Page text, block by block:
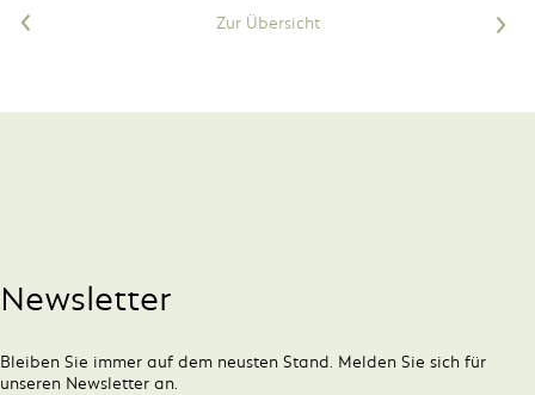
< Zur Übersicht >
Newsletter
Bleiben Sie immer auf dem neusten Stand. Melden Sie sich für
unseren Newsletter an.